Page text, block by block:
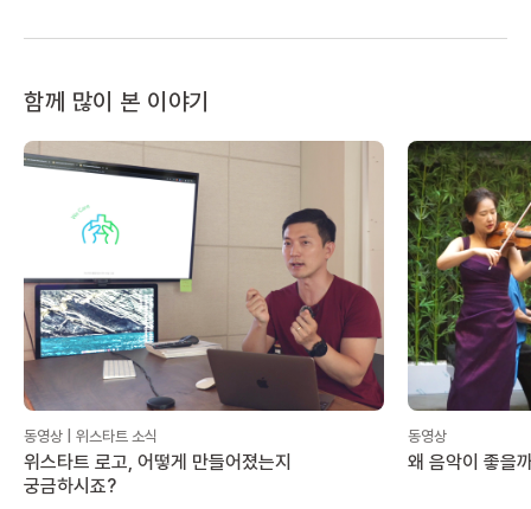
함께 많이 본 이야기
동영상 | 위스타트 소식
위스타트 로고, 어떻게 만들어졌는지
궁금하시죠?
동영상
왜 음악이 좋을